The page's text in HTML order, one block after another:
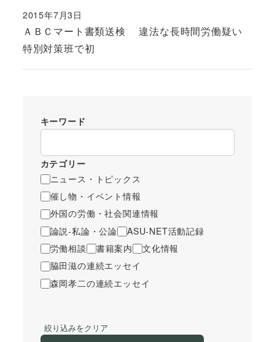
ＡＢＣマート書類送検 違法な長時間労働疑い
特別対策班で初
投稿日
2015年7月3日
キーワード
カテゴリー
ニュース・トピックス
催し物・イベント情報
外国の労働・社会関連情報
論説-私論・公論
ASU-NET活動記録
労働相談
書籍案内
文化情報
脇田滋の連続エッセイ
森岡孝二の連続エッセイ
絞り込みをクリア